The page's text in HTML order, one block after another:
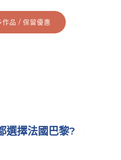
作品 / 保留優惠
選擇法國巴黎?